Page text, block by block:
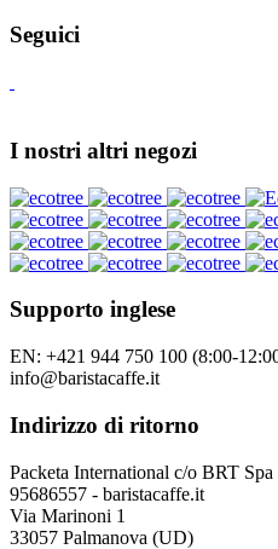
Seguici
I nostri altri negozi
Supporto inglese
EN: +421 944 750 100 (8:00-
info@baristacaffe.it
Indirizzo di ritorno
Packeta International c/o BRT Spa
95686557 - baristacaffe.it
Via Marinoni 1
33057 Palmanova (UD)